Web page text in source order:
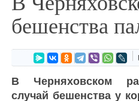
бешенства
В Черняховском
случай бешенства у